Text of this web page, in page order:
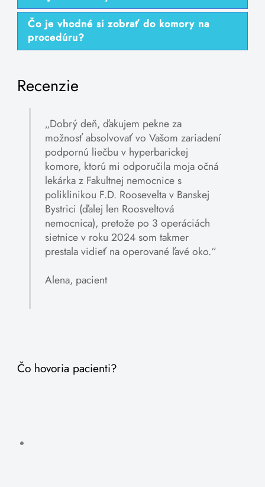
Čo je vhodné si zobrať do komory na
procedúru?
Recenzie
„Dobrý deň, ďakujem pekne za
možnosť absolvovať vo Vašom zariadení
podpornú liečbu v hyperbarickej
komore, ktorú mi odporučila moja očná
lekárka z Fakultnej nemocnice s
poliklinikou F.D. Roosevelta v Banskej
Bystrici (ďalej len Roosveltová
nemocnica), pretože po 3 operáciách
sietnice v roku 2024 som takmer
prestala vidieť na operované ľavé oko.“
Alena, pacient
Čo hovoria pacienti?